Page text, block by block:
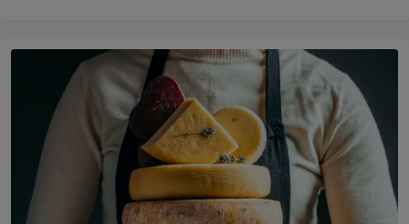
En person håller en stapel av ostar framför sig.